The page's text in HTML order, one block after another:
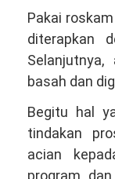
Pakai
diterapkan
basah dan
Begitu hal
tindakan
acian
program